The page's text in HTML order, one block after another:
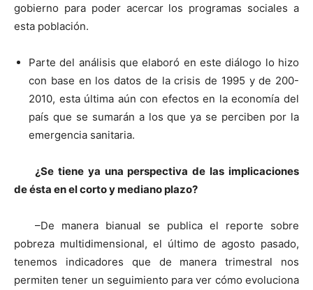
gobierno para poder acercar los programas sociales a
esta población.
Parte del análisis que elaboró en este diálogo lo hizo
con base en los datos de la crisis de 1995 y de 200-
2010, esta última aún con efectos en la economía del
país que se sumarán a los que ya se perciben por la
emergencia sanitaria.
¿Se tiene ya una perspectiva de las implicaciones
de ésta en el corto y mediano plazo?
–De manera bianual se publica el reporte sobre
pobreza multidimensional, el último de agosto pasado,
tenemos indicadores que de manera trimestral nos
permiten tener un seguimiento para ver cómo evoluciona